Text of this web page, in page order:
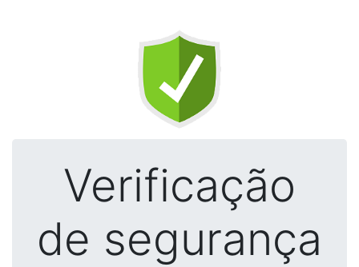
Verificação
de segurança